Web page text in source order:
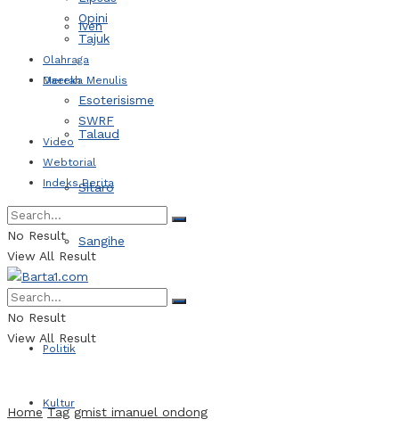
Iven
Daerah
Talaud
Sitaro
Sangihe
Politik
Kultur
Opini
Tajuk
Olahraga
Mereka Menulis
Esoterisisme
SWRF
Video
Webtorial
Indeks Berita
No Result
View All Result
No Result
View All Result
Home Tag gmist imanuel ondong